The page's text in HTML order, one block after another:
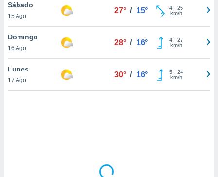
sean
el sitio
ni para
o
Sábado
15 Ago
27° / 15° 4- 25
km/h
Domingo
16 Ago
28° / 16° 4- 27
km/h
Lunes
17 Ago
30° / 16° 5- 24
km/h